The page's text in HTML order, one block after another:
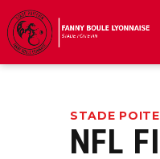
STADE
NFL